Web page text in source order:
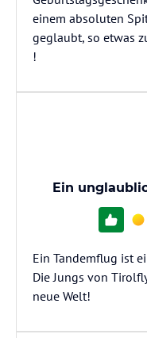
einem absoluten
geglaubt, so etwas
!
Ein
Ein Tandemflug ist
Die Jungs von
neue Welt!